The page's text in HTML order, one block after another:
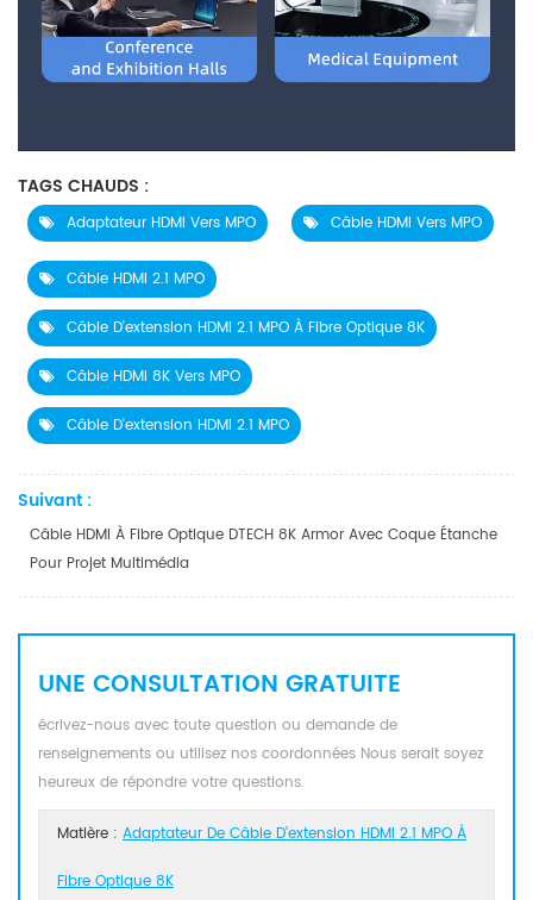
TAGS CHAUDS :
Adaptateur HDMI Vers MPO Câble HDMI Vers MPO
Câble HDMI 2.1 MPO
Câble D'extension HDMI 2.1 MPO À Fibre Optique 8K
Câble HDMI 8K Vers MPO
Câble D'extension HDMI 2.1 MPO
Suivant :
Câble HDMI À Fibre Optique DTECH 8K Armor Avec Coque Étanche
Pour Projet Multimédia
UNE CONSULTATION GRATUITE
écrivez-nous avec toute question ou demande de
renseignements ou utilisez nos coordonnées Nous serait soyez
heureux de répondre votre questions.
Matière : Adaptateur De Câble D'extension HDMI 2.1 MPO À
Fibre Optique 8K